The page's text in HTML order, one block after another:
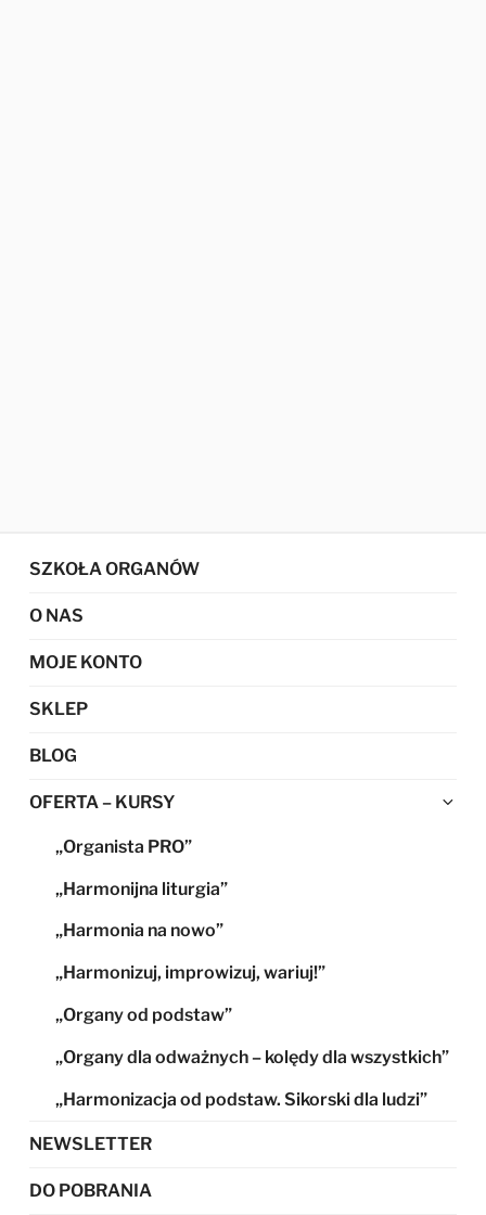
SZKOŁA ORGANÓW
O NAS
MOJE KONTO
SKLEP
BLOG
OFERTA – KURSY
„Organista PRO”
„Harmonijna liturgia”
„Harmonia na nowo”
„Harmonizuj, improwizuj, wariuj!”
„Organy od podstaw”
„Organy dla odważnych – kolędy dla wszystkich”
„Harmonizacja od podstaw. Sikorski dla ludzi”
NEWSLETTER
DO POBRANIA